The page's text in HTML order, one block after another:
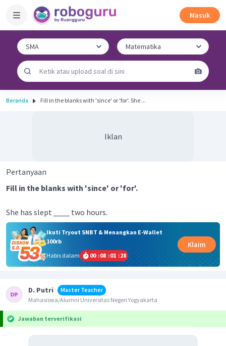
Masuk
Beranda Fill in the blanks with 'since' or 'for'. She ...
Iklan
Pertanyaan
Fill in the blanks with 'since' or 'for'.
She has slept ____ two hours.
Ikuti Tryout SNBT & Menangkan E-Wallet
100rb
Habis dalam
00 :08 :01 :27
Klaim
D. Putri
Master Teacher
Mahasiswa/Alumni Universitas Negeri Yogyakarta
Jawaban terverifikasi